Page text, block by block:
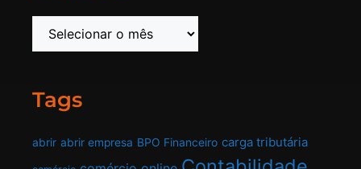
Tags
abrir abrir empresa BPO Financeiro carga tributária